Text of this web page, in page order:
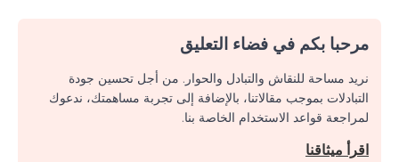
مرحبا بكم في فضاء التعليق
نريد مساحة للنقاش والتبادل والحوار. من أجل تحسين جودة
التبادلات بموجب مقالاتنا، بالإضافة إلى تجربة مساهمتك، ندعوك
لمراجعة قواعد الاستخدام الخاصة بنا.
اقرأ ميثاقنا